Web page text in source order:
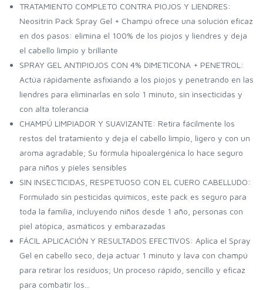
TRATAMIENTO COMPLETO CONTRA PIOJOS Y LIENDRES:
Neositrin Pack Spray Gel + Champú ofrece una solución eficaz
en dos pasos: elimina el 100% de los piojos y liendres y deja
el cabello limpio y brillante
SPRAY GEL ANTIPIOJOS CON 4% DIMETICONA + PENETROL:
Actúa rápidamente asfixiando a los piojos y penetrando en las
liendres para eliminarlas en solo 1 minuto, sin insecticidas y
con alta tolerancia
CHAMPÚ LIMPIADOR Y SUAVIZANTE: Retira fácilmente los
restos del tratamiento y deja el cabello limpio, ligero y con un
aroma agradable; Su fórmula hipoalergénica lo hace seguro
para niños y pieles sensibles
SIN INSECTICIDAS, RESPETUOSO CON EL CUERO CABELLUDO:
Formulado sin pesticidas químicos, este pack es seguro para
toda la familia, incluyendo niños desde 1 año, personas con
piel atópica, asmáticos y embarazadas
FÁCIL APLICACIÓN Y RESULTADOS EFECTIVOS: Aplica el Spray
Gel en cabello seco, deja actuar 1 minuto y lava con champú
para retirar los residuos; Un proceso rápido, sencillo y eficaz
para combatir los...